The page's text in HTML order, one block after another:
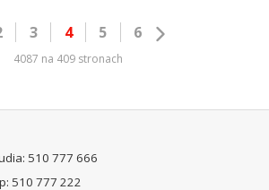
3 4 5 6
4087 na 409 stronach
510 777 666
510 777 222